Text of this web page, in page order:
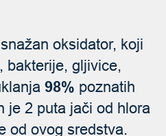
oksidator, koji
bakterije, gljivice,
98% poznatih
je 2 puta jači od hlora
od ovog sredstva.